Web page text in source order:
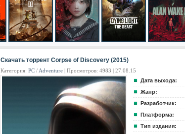
Скачать торрент Corpse of Discovery (2015)
Категория: PC / Adventure | Просмотров: 4983 | 27.08.15
Дата выхода:
Жанр:
Разработчик:
Платформа:
Тип издания: